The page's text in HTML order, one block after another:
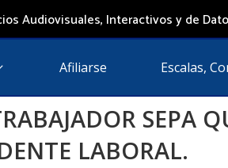
Audiovisuales, Interactivos y de
Afiliarse Escalas,
SEPA
LABORAL.